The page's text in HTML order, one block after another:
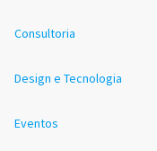
Consultoria
Design e Tecnologia
Eventos